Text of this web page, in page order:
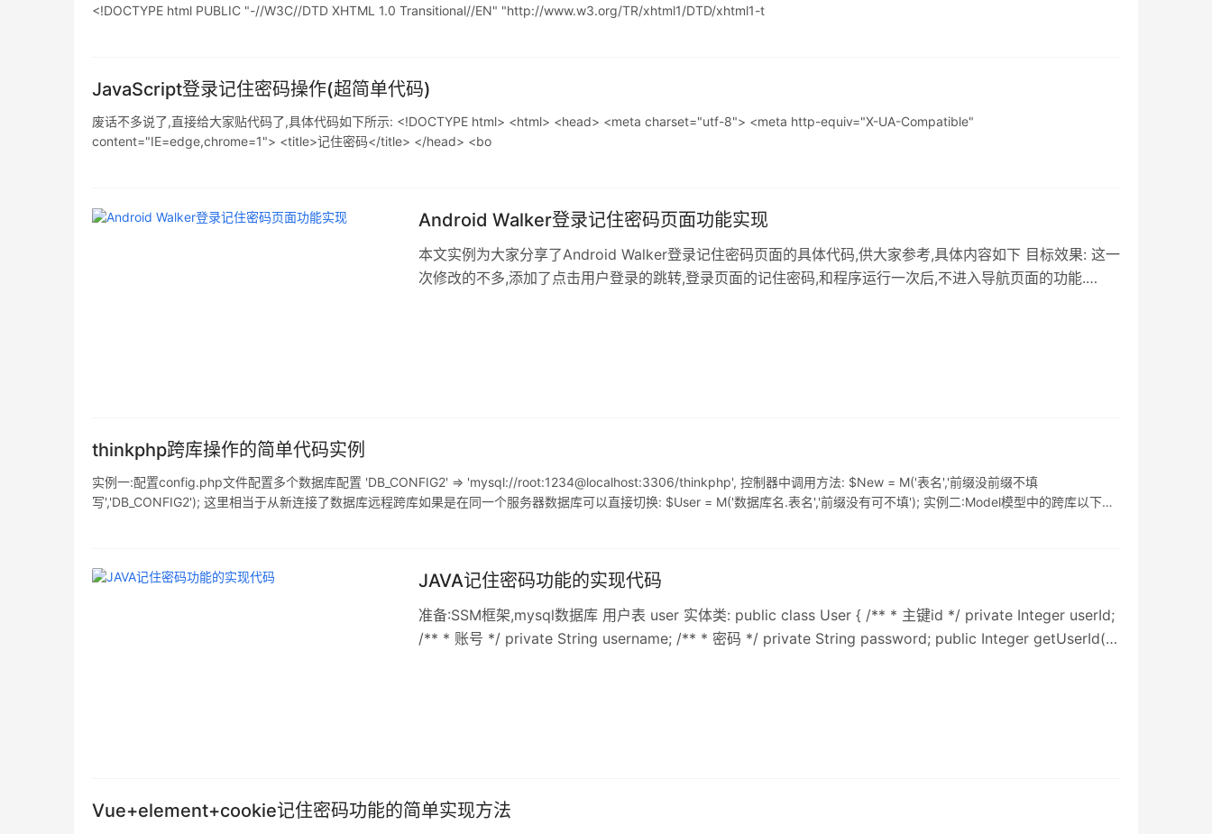
<!DOCTYPE html PUBLIC "-//W3C//DTD XHTML 1.0 Transitional//EN" "http://www.w3.org/TR/xhtml1/DTD/xhtml1-t
JavaScript登录记住密码操作(超简单代码)
废话不多说了,直接给大家贴代码了,具体代码如下所示: <!DOCTYPE html> <html> <head> <meta charset="utf-8"> <meta http-equiv="X-UA-Compatible"
content="IE=edge,chrome=1"> <title>记住密码</title> </head> <bo
Android Walker登录记住密码页面功能实现
本文实例为大家分享了Android Walker登录记住密码页面的具体代码,供大家参考,具体内容如下 目标效果: 这一
次修改的不多,添加了点击用户登录的跳转,登录页面的记住密码,和程序运行一次后,不进入导航页面的功能.
thinkphp跨库操作的简单代码实例
实例一:配置config.php文件配置多个数据库配置 'DB_CONFIG2' => 'mysql://root:1234@localhost:3306/thinkphp', 控制器中调用方法: $New = M('表名','前缀没前缀不填
写','DB_CONFIG2'); 这里相当于从新连接了数据库远程跨库如果是在同一个服务器数据库可以直接切换: $User = M('数据库名.表名','前缀没有可不填'); 实例二:Model模型中的跨库以下代
JAVA记住密码功能的实现代码
准备:SSM框架,mysql数据库 用户表 user 实体类: public class User { /** * 主键id */ private Integer userId;
/** * 账号 */ private String username; /** * 密码 */ private String password; public Integer getUserId()
Vue+element+cookie记住密码功能的简单实现方法